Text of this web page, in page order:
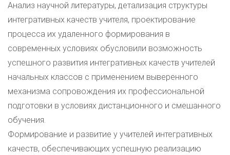
Анализ научной литературы, детализация структуры
интегративных качеств учителя, проектирование
процесса их удаленного формирования в
современных условиях обусловили возможность
успешного развития интегративных качеств учителей
начальных классов с применением выверенного
механизма сопровождения их профессиональной
подготовки в условиях дистанционного и смешанного
обучения.
Формирование и развитие у учителей интегративных
качеств, обеспечивающих успешную реализацию